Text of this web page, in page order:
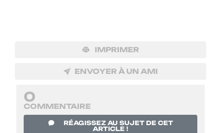
IMPRIMER
ENVOYER À UN AMI
0
COMMENTAIRE
RÉAGISSEZ AU SUJET DE CET
ARTICLE !